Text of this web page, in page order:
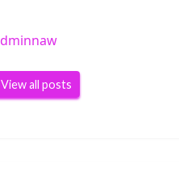
View all posts